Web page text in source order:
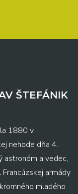
ŠTEFÁNIK
1880 v
nehode dňa 4.
astronóm a vedec,
armády
mladého